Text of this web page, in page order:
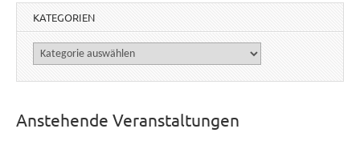
KATEGORIEN
Kategorien
Anstehende Veranstaltungen